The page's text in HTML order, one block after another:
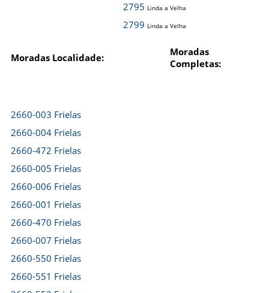
2795 Linda a Velha
2799 Linda a Velha
Moradas Localidade:
Moradas
Completas:
2660-003 Frielas
2660-004 Frielas
2660-472 Frielas
2660-005 Frielas
2660-006 Frielas
2660-001 Frielas
2660-470 Frielas
2660-007 Frielas
2660-550 Frielas
2660-551 Frielas